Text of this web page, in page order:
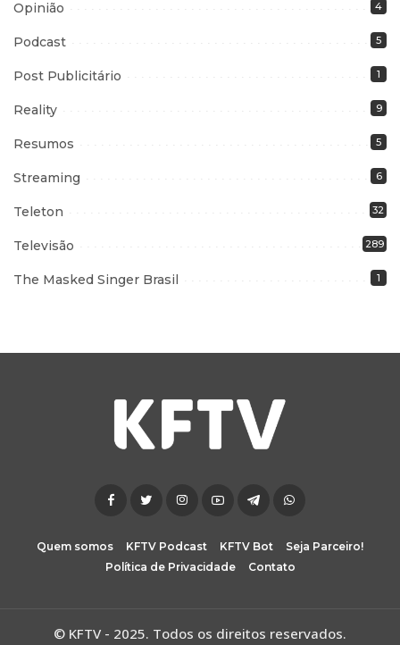
Opinião 4
Podcast 5
Post Publicitário 1
Reality 9
Resumos 5
Streaming 6
Teleton 32
Televisão 289
The Masked Singer Brasil 1
Quem somos KFTV Podcast KFTV Bot
Seja Parceiro!
Política de Privacidade
Contato
© KFTV - 2025. Todos os direitos reservados.